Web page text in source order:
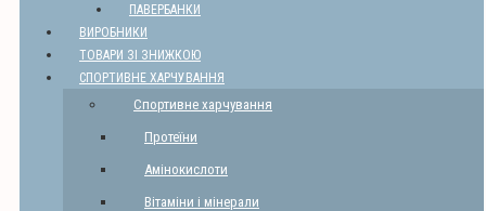
ПАВЕРБАНКИ
ВИРОБНИКИ
ТОВАРИ ЗІ ЗНИЖКОЮ
СПОРТИВНЕ ХАРЧУВАННЯ
Спортивне харчування
Протеїни
Амінокислоти
Вітаміни і мінерали